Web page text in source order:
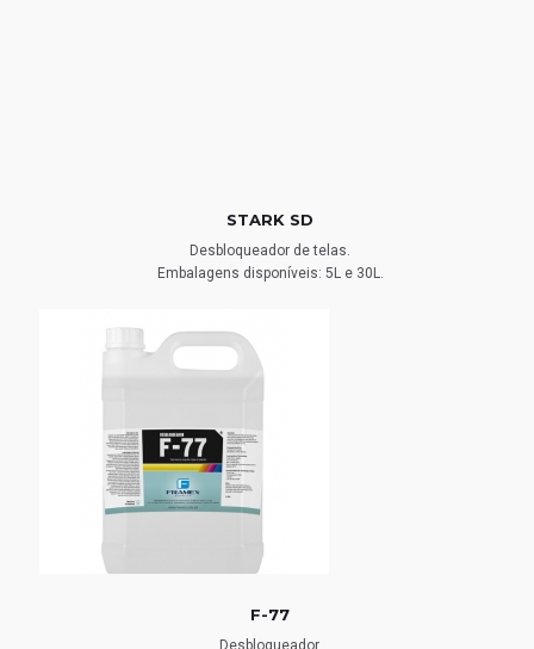
STARK SD
Desbloqueador de telas.
Embalagens disponíveis: 5L e 30L.
F-77
Desbloqueador.